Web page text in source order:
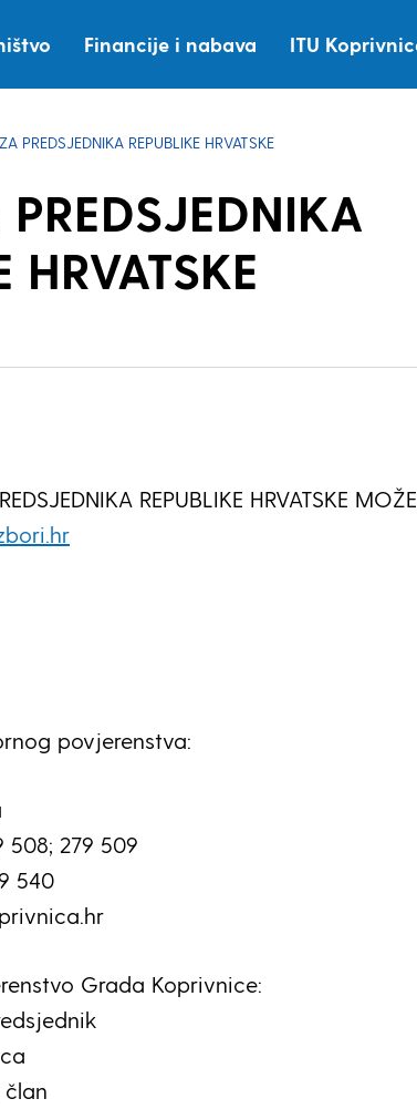
Financije i nabava ITU
PREDSJEDNIKA REPUBLIKE HRVATSKE
HRVATSKE
REPUBLIKE HRVATSKE
povjerenstva:
508; 279 509
540
Grada Koprivnice:
član